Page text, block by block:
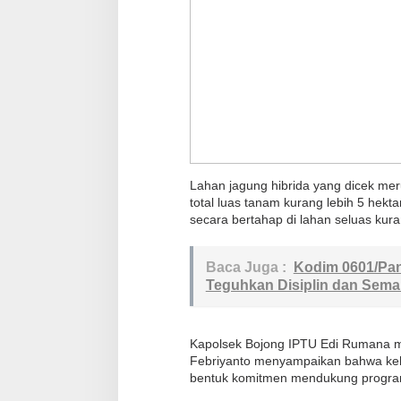
Lahan jagung hibrida yang dicek
total luas tanam kurang lebih 5
secara bertahap di lahan seluas
Baca Juga :
Kodim 0601/
Teguhkan Disiplin dan
Kapolsek Bojong IPTU Edi Rumana
Febriyanto menyampaikan bahwa
bentuk komitmen mendukung